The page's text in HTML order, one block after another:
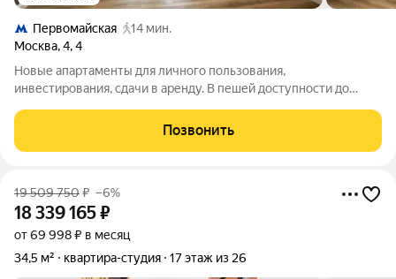
Первомайская
14 мин.
Москва,4,4
Новые апартаменты для личного пользования,
инвестирования, сдачи в аренду. В пешей доступности до
входной группой в помещения-студии.
Позвонить
19 509 750₽ –6%
18 339 165₽
от 69 998 ₽ в месяц
34,5 м²
квартира-студия 17 этаж из 26